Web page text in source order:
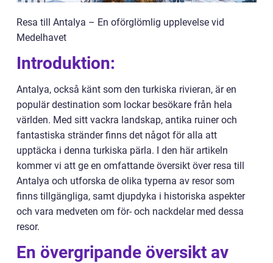
Resa till Antalya – En oförglömlig upplevelse vid
Medelhavet
Introduktion:
Antalya, också känt som den turkiska rivieran, är en
populär destination som lockar besökare från hela
världen. Med sitt vackra landskap, antika ruiner och
fantastiska stränder finns det något för alla att
upptäcka i denna turkiska pärla. I den här artikeln
kommer vi att ge en omfattande översikt över resa till
Antalya och utforska de olika typerna av resor som
finns tillgängliga, samt djupdyka i historiska aspekter
och vara medveten om för- och nackdelar med dessa
resor.
En övergripande översikt av